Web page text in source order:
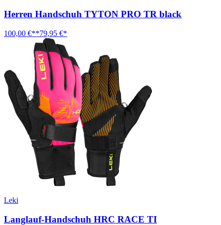
Herren Handschuh TYTON PRO TR black
100,00 €**79,95 €*
Leki
Langlauf-Handschuh HRC RACE TI